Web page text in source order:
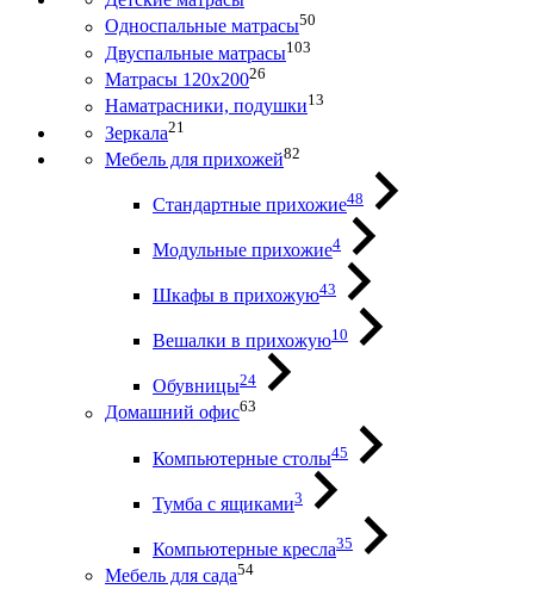
Односпальные матрасы50
Двуспальные матрасы103
Матрасы 120х20026
Наматрасники, подушки13
Зеркала21
Мебель для прихожей82
Стандартные прихожие48
Модульные прихожие4
Шкафы в прихожую43
Вешалки в прихожую10
Обувницы24
Домашний офис63
Компьютерные столы45
Тумба с ящиками3
Компьютерные кресла35
Мебель для сада54